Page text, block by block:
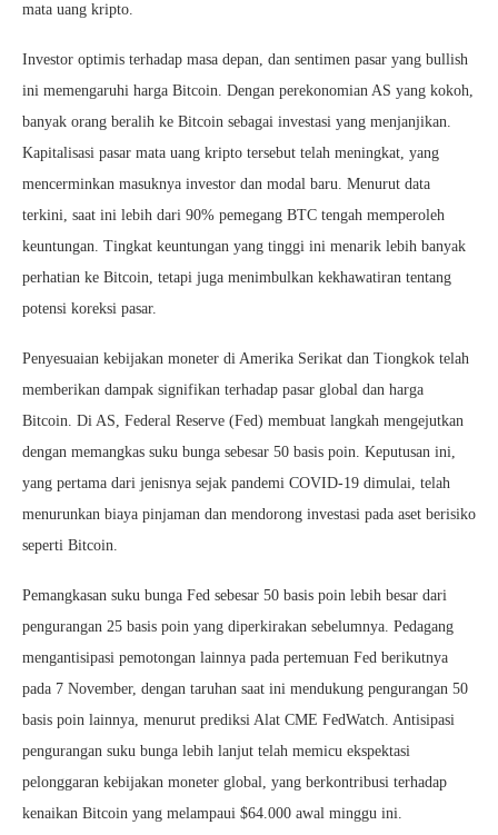
mata uang kripto.
Investor optimis terhadap masa depan, dan sentimen pasar yang bullish
ini memengaruhi harga Bitcoin. Dengan perekonomian AS yang kokoh,
banyak orang beralih ke Bitcoin sebagai investasi yang menjanjikan.
Kapitalisasi pasar mata uang kripto tersebut telah meningkat, yang
mencerminkan masuknya investor dan modal baru. Menurut data
terkini, saat ini lebih dari 90% pemegang BTC tengah memperoleh
keuntungan. Tingkat keuntungan yang tinggi ini menarik lebih banyak
perhatian ke Bitcoin, tetapi juga menimbulkan kekhawatiran tentang
potensi koreksi pasar.
Penyesuaian kebijakan moneter di Amerika Serikat dan Tiongkok telah
memberikan dampak signifikan terhadap pasar global dan harga
Bitcoin. Di AS, Federal Reserve (Fed) membuat langkah mengejutkan
dengan memangkas suku bunga sebesar 50 basis poin. Keputusan ini,
yang pertama dari jenisnya sejak pandemi COVID-19 dimulai, telah
menurunkan biaya pinjaman dan mendorong investasi pada aset berisiko
seperti Bitcoin.
Pemangkasan suku bunga Fed sebesar 50 basis poin lebih besar dari
pengurangan 25 basis poin yang diperkirakan sebelumnya. Pedagang
mengantisipasi pemotongan lainnya pada pertemuan Fed berikutnya
pada 7 November, dengan taruhan saat ini mendukung pengurangan 50
basis poin lainnya, menurut prediksi Alat CME FedWatch. Antisipasi
pengurangan suku bunga lebih lanjut telah memicu ekspektasi
pelonggaran kebijakan moneter global, yang berkontribusi terhadap
kenaikan Bitcoin yang melampaui $64.000 awal minggu ini.